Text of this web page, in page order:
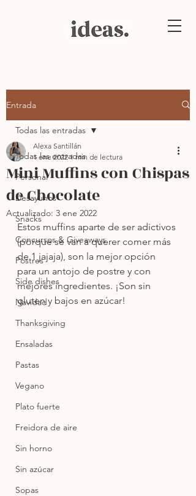
Entrada
Todas las entradas
Personal
Desayunos
Snacks
Concursos & Giveaways
Postres
Side dishes
Navidad
Thanksgiving
Ensaladas
Pastas
Vegano
Plato fuerte
Freidora de aire
Sin horno
Sin azúcar
Sopas
Todas las entradas
Mini Muffins con Chispas
de Chocolate
Alexa Santillán
1 ene 2022 1 min de lectura
Actualizado: 3 ene 2022
Estos muffins aparte de ser adictivos
(porque se van a querer comer más
de 1 jajaja), son la mejor opción
para un antojo de postre y con
mejores ingredientes. ¡Son sin
gluten y bajos en azúcar!